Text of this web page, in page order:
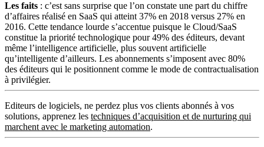
Les faits : c’est sans surprise que l’on constate une part du chiffre
d’affaires réalisé en SaaS qui atteint 37% en 2018 versus 27% en
2016. Cette tendance lourde s’accentue puisque le Cloud/SaaS
constitue la priorité technologique pour 49% des éditeurs, devant
même l’intelligence artificielle, plus souvent artificielle
qu’intelligente d’ailleurs. Les abonnements s’imposent avec 80%
des éditeurs qui le positionnent comme le mode de contractualisation
à privilégier.
Editeurs de logiciels, ne perdez plus vos clients abonnés à vos
solutions, apprenez les techniques d’acquisition et de nurturing qui
marchent avec le marketing automation.